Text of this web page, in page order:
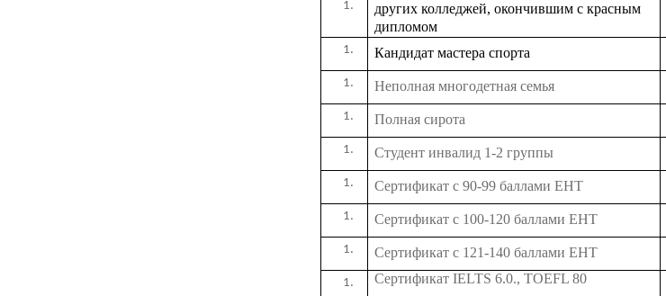
других колледжей, окончившим с красным
дипломом
Кандидат мастера спорта
Неполная многодетная семья
Полная сирота
Cтудент инвалид 1-2 группы
Сертификат с 90-99 баллами ЕНТ
Сертификат с 100-120 баллами ЕНТ
Сертификат с 121-140 баллами ЕНТ
Сертификат IELTS 6.0., TOEFL 80